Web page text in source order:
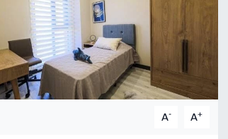
A- A+